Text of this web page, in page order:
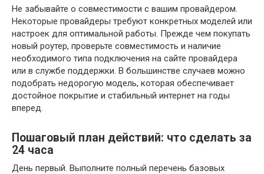
Не забывайте о совместимости с вашим провайдером.
Некоторые провайдеры требуют конкретных моделей или
настроек для оптимальной работы. Прежде чем покупать
новый роутер, проверьте совместимость и наличие
необходимого типа подключения на сайте провайдера
или в службе поддержки. В большинстве случаев можно
подобрать недорогую модель, которая обеспечивает
достойное покрытие и стабильный интернет на годы
вперед.
Пошаговый план действий: что сделать за
24 часа
День первый. Выполните полный перечень базовых